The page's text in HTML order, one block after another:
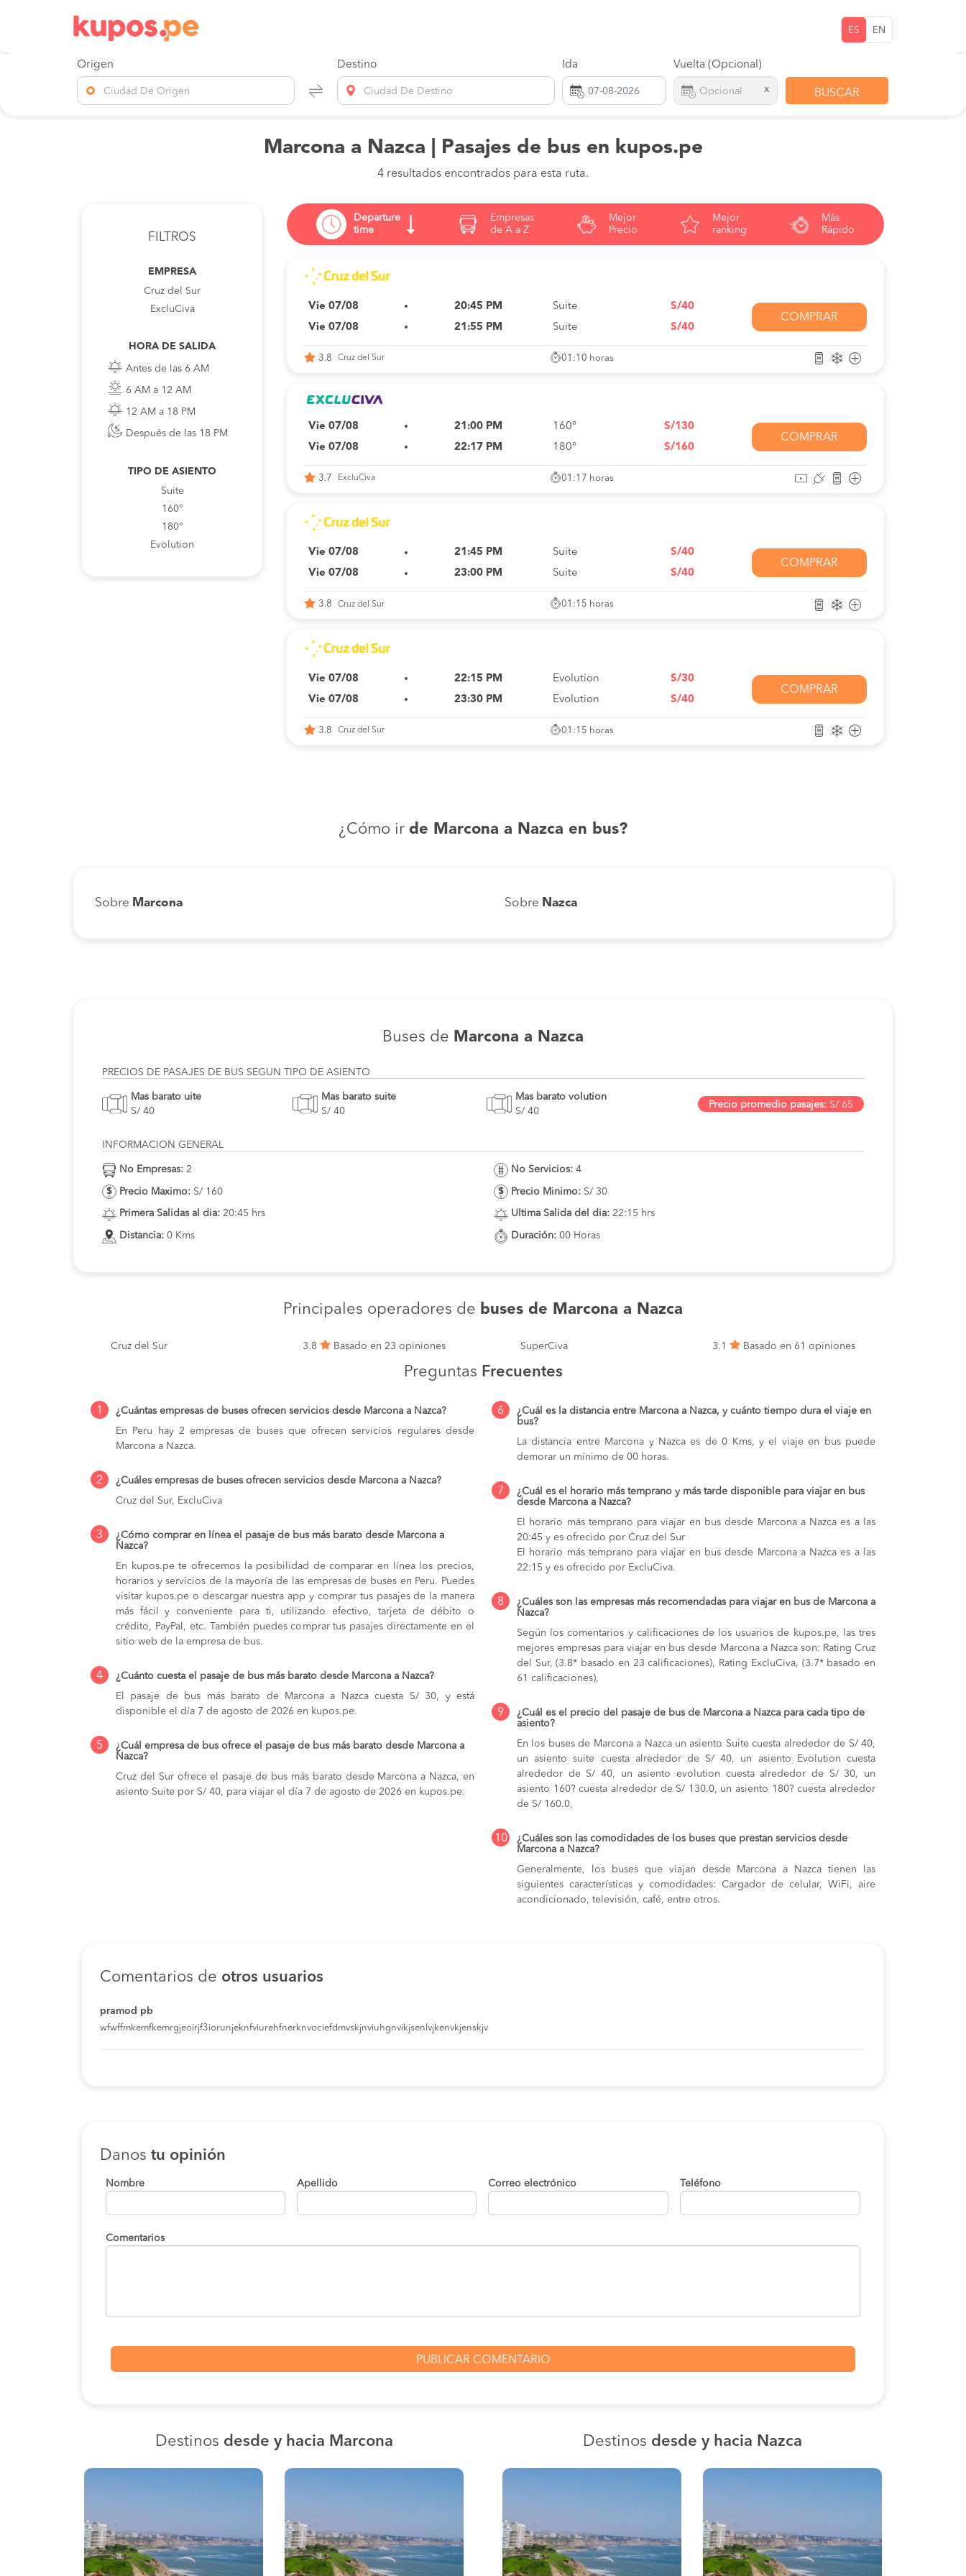
ES EN
Origen
Ciudad De Origen
Destino
Ciudad De Destino
Ida Vuelta (Opcional)
x BUSCAR
Marcona a Nazca | Pasajes de bus en kupos.pe
4 resultados encontrados para esta ruta.
FILTROS
EMPRESA
Cruz del Sur
ExcluCiva
HORA DE SALIDA
Antes de las 6 AM
6 AM a 12 AM
12 AM a 18 PM
Después de las 18 PM
TIPO DE ASIENTO
Suite
160°
180°
Evolution
Departure
time
Empresas
de A a Z
Mejor
Precio
Mejor
ranking
Más
Rápido
Vie 07/08
20:45 PM
Vie 07/08
21:55 PM
Suite
Suite
S/40
S/40
COMPRAR
3.8 Cruz del Sur 01:10 horas
Vie 07/08
21:00 PM
Vie 07/08
22:17 PM
160°
180°
S/130
S/160
COMPRAR
3.7 ExcluCiva 01:17 horas
Vie 07/08
21:45 PM
Vie 07/08
23:00 PM
Suite
Suite
S/40
S/40
COMPRAR
3.8 Cruz del Sur 01:15 horas
Vie 07/08
22:15 PM
Vie 07/08
23:30 PM
Evolution
Evolution
S/30
S/40
COMPRAR
3.8 Cruz del Sur 01:15 horas
¿Cómo ir de Marcona a Nazca en bus?
Sobre Marcona Sobre Nazca
Buses de Marcona a Nazca
PRECIOS DE PASAJES DE BUS SEGUN TIPO DE ASIENTO
Mas barato uite
S/ 40
Mas barato suite
S/ 40
Mas barato volution
S/ 40
Precio promedio pasajes:S/ 65
INFORMACION GENERAL
No Empresas: 2
Precio Maximo: S/ 160
Primera Salidas al dia: 20:45 hrs
Distancia: 0 Kms
No Servicios: 4
Precio Minimo: S/ 30
Ultima Salida del dia: 22:15 hrs
Duración: 00 Horas
Principales operadores de buses de Marcona a Nazca
Cruz del Sur 3.8 Basado en 23 opiniones SuperCiva 3.1 Basado en 61 opiniones
Preguntas Frecuentes
1
¿Cuántas empresas de buses ofrecen servicios desde Marcona a Nazca?
En Peru hay 2 empresas de buses que ofrecen servicios regulares desde
Marcona a Nazca.
2
¿Cuáles empresas de buses ofrecen servicios desde Marcona a Nazca?
Cruz del Sur, ExcluCiva
3
¿Cómo comprar en línea el pasaje de bus más barato desde Marcona a
Nazca?
En kupos.pe te ofrecemos la posibilidad de comparar en línea los precios,
horarios y servicios de la mayoría de las empresas de buses en Peru. Puedes
visitar kupos.pe o descargar nuestra app y comprar tus pasajes de la manera
más fácil y conveniente para ti, utilizando efectivo, tarjeta de débito o
crédito, PayPal, etc. También puedes comprar tus pasajes directamente en el
sitio web de la empresa de bus.
4
¿Cuánto cuesta el pasaje de bus más barato desde Marcona a Nazca?
El pasaje de bus más barato de Marcona a Nazca cuesta S/ 30, y está
disponible el día 7 de agosto de 2026 en kupos.pe.
5
¿Cuál empresa de bus ofrece el pasaje de bus más barato desde Marcona a
Nazca?
Cruz del Sur ofrece el pasaje de bus más barato desde Marcona a Nazca, en
asiento Suite por S/ 40, para viajar el día 7 de agosto de 2026 en kupos.pe.
6
¿Cuál es la distancia entre Marcona a Nazca, y cuánto tiempo dura el viaje en
bus?
La distancia entre Marcona y Nazca es de 0 Kms, y el viaje en bus puede
demorar un mínimo de 00 horas.
7
¿Cuál es el horario más temprano y más tarde disponible para viajar en bus
desde Marcona a Nazca?
El horario más temprano para viajar en bus desde Marcona a Nazca es a las
20:45 y es ofrecido por Cruz del Sur
El horario más temprano para viajar en bus desde Marcona a Nazca es a las
22:15 y es ofrecido por ExcluCiva.
8
¿Cuáles son las empresas más recomendadas para viajar en bus de Marcona a
Nazca?
Según los comentarios y calificaciones de los usuarios de kupos.pe, las tres
mejores empresas para viajar en bus desde Marcona a Nazca son: Rating Cruz
del Sur, (3.8* basado en 23 calificaciones), Rating ExcluCiva, (3.7* basado en
61 calificaciones),
9
¿Cuál es el precio del pasaje de bus de Marcona a Nazca para cada tipo de
asiento?
En los buses de Marcona a Nazca un asiento Suite cuesta alrededor de S/ 40,
un asiento suite cuesta alrededor de S/ 40, un asiento Evolution cuesta
alrededor de S/ 40, un asiento evolution cuesta alrededor de S/ 30, un
asiento 160? cuesta alrededor de S/ 130.0, un asiento 180? cuesta alrededor
de S/ 160.0,
10
¿Cuáles son las comodidades de los buses que prestan servicios desde
Marcona a Nazca?
Generalmente, los buses que viajan desde Marcona a Nazca tienen las
siguientes características y comodidades: Cargador de celular, WiFi, aire
acondicionado, televisión, café, entre otros.
Comentarios de otros usuarios
pramod pb
wfwffmkemfkemrgjeoirjf3iorunjeknfviurehfnerknvociefdmvskjnviuhgnvikjsenlvjkenvkjenskjv
Danos tu opinión
Nombre Apellido Correo electrónico Teléfono
Comentarios
Destinos desde y hacia Marcona Destinos desde y hacia Nazca